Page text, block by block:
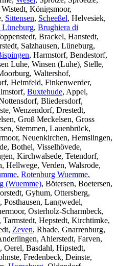
Königsmoor,
Sittensen, Scheeßel, Helvesiek,
Lüneburg, Brughiera di
Brackel, Hanstedt,
Salzhausen, Lüneburg,
, Harmstorf, Bendestorf,
Luhe, Winsen (Luhe), Stelle,
Waltershof,
Heimfeld, Finkenwerder,
Buxtehude, Appel,
Bliedersdorf,
Wenzendorf, Drestedt,
Groß Meckelsen, Gross
Stemmen, Lauenbrück,
Neuenkirchen, Hemslingen,
Bothel, Visselhövede,
Kirchwalsede, Tetendorf,
Hellwege, Verden, Walsrode,
, Rotenburg Wuemme,
(Wuemme), Bötersen, Boetersen,
Gyhum, Ottersberg,
Langwedel,
Osterholz-Scharmbeck,
Hepstedt, Kirchtimke,
Zeven, Rhade, Gnarrenburg,
Ahlerstedt, Farven,
Oerel, Basdahl, Hipstedt,
Fredenbeck, Deinste,